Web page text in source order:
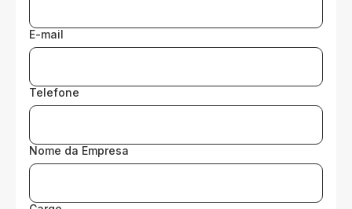
E-mail
Telefone
Nome da Empresa